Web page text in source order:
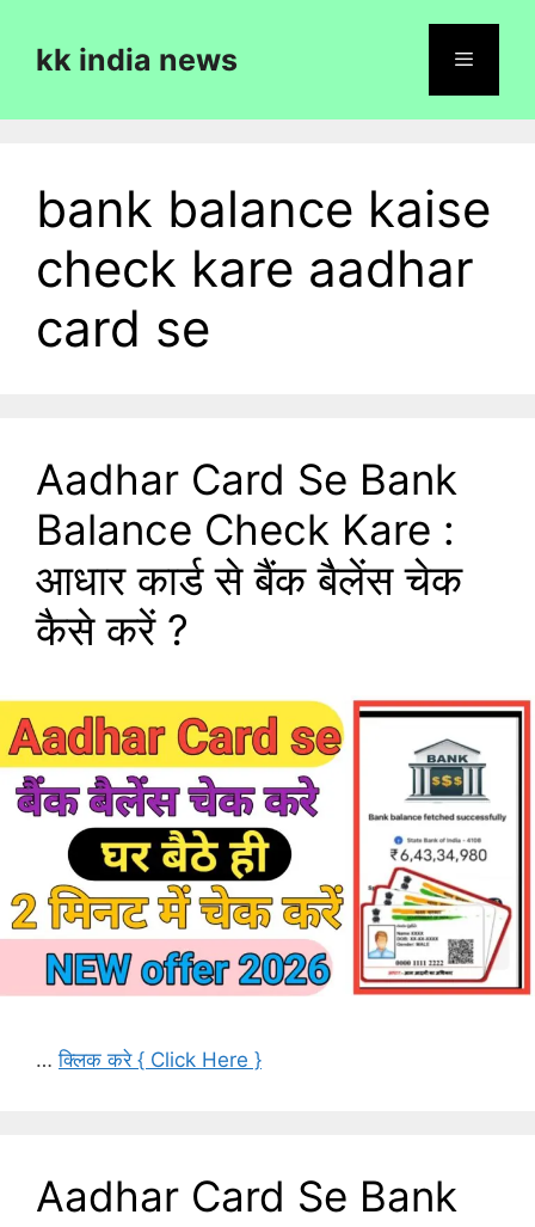
contentkk india news
bank balance kaise
check kare aadhar
card se
Aadhar Card Se Bank
Balance Check Kare :
आधार कार्ड से बैंक बैलेंस चेक
कैसे करें ?
…क्लिक करे { Click Here }
Aadhar Card Se Bank